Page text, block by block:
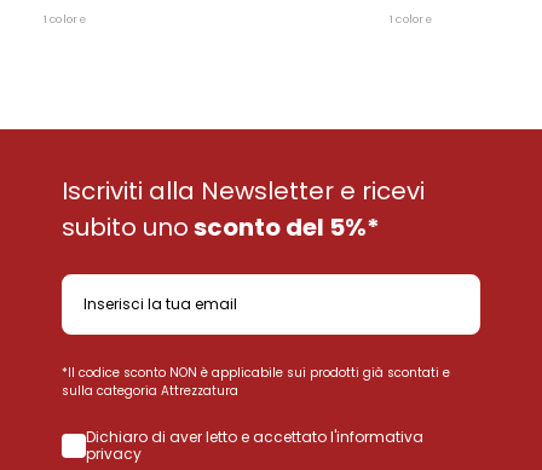
1 colore 1 colore
Iscriviti alla Newsletter e ricevi
subito unosconto del 5%*
*Il codice sconto NON è applicabile sui prodotti già scontati e
sulla categoria Attrezzatura
Dichiaro di aver letto e accettato l'informativa
privacy